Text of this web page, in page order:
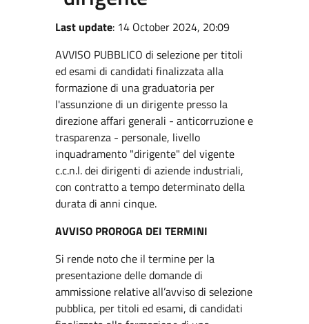
Last update: 14 October 2024, 20:09
AVVISO PUBBLICO di selezione per titoli
ed esami di candidati finalizzata alla
formazione di una graduatoria per
l'assunzione di un dirigente presso la
direzione affari generali - anticorruzione e
trasparenza - personale, livello
inquadramento "dirigente" del vigente
c.c.n.l. dei dirigenti di aziende industriali,
con contratto a tempo determinato della
durata di anni cinque.
AVVISO PROROGA DEI TERMINI
Si rende noto che il termine per la
presentazione delle domande di
ammissione relative all’avviso di selezione
pubblica, per titoli ed esami, di candidati